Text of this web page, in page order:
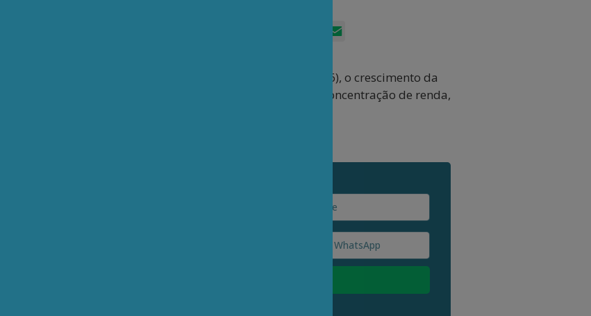
FacebookLinkedIn
seu excelente “Rumo a 2050” (
, 27/05/2026), o crescimento da
distributiva. Ao contrário, não apenas convive com alta concentração de renda,
do
os principais